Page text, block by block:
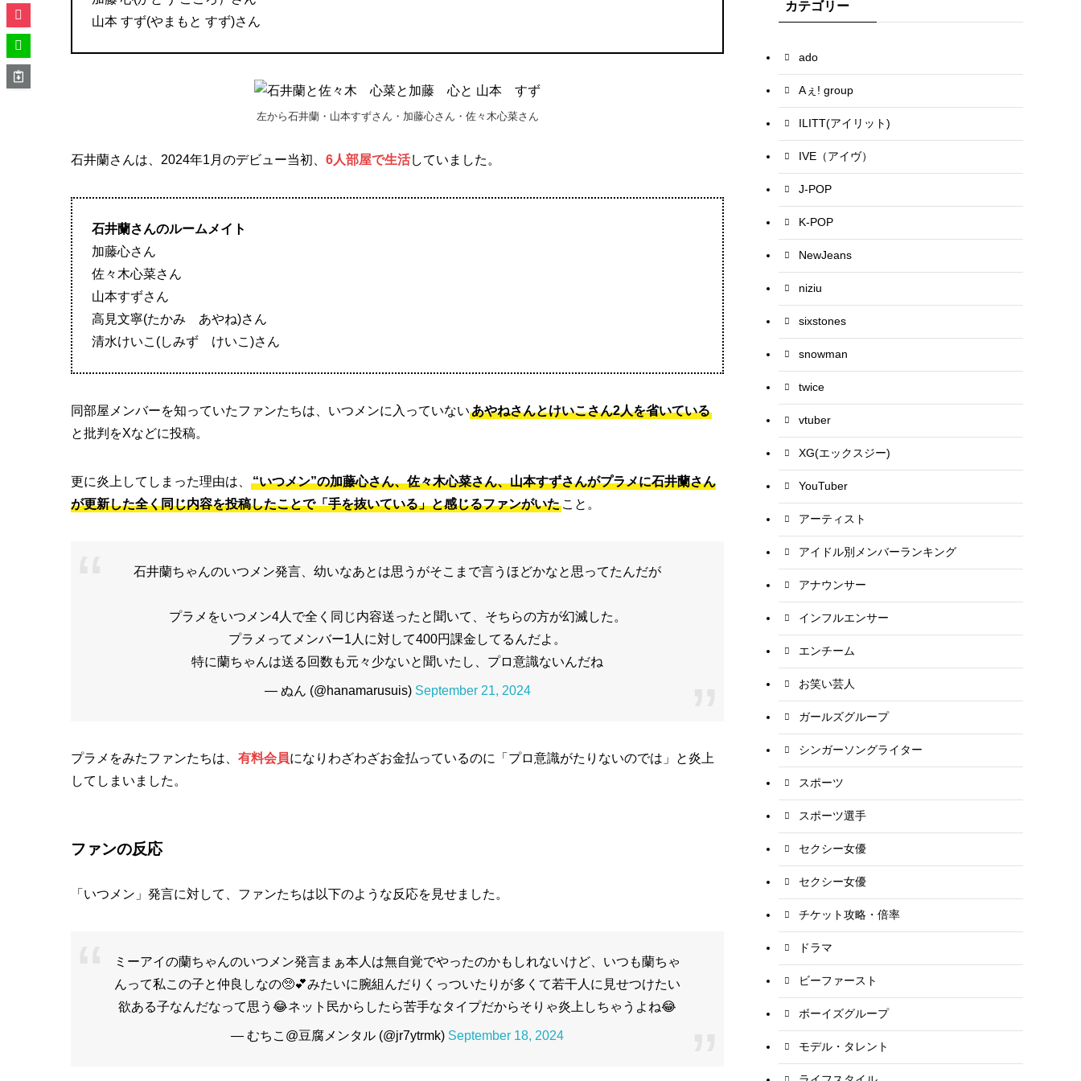
山本 すず(やまもと すず)さん
左から石井蘭・山本すずさん・加藤心さん・佐々木心菜さん
石井蘭さんは、2024年1月のデビュー当初、 6人部屋で生活していました。
石井蘭さんのルームメイト
加藤心さん
佐々木心菜さん
山本すずさん
高見文寧(たかみ あやね)さん
清水けいこ(しみず けいこ)さん
同部屋メンバーを知っていたファンたちは、いつメンに入っていないあやねさんとけいこさん2人を省いている
と批判をXなどに投稿。
更に炎上してしまった理由は、
“いつメン”の加藤心さん、佐々木心菜さん、山本すずさんがプラメに石井蘭さん
が更新した全く同じ内容を投稿したことで「手を抜いている」と感じるファンがいた こと。
石井蘭ちゃんのいつメン発言、幼いなあとは思うがそこまで言うほどかなと思ってたんだが
プラメをいつメン4人で全く同じ内容送ったと聞いて、そちらの方が幻滅した。
プラメってメンバー1人に対して400円課金してるんだよ。
特に蘭ちゃんは送る回数も元々少ないと聞いたし、プロ意識ないんだね
— ぬん (@hanamarusuis) September 21, 2024
プラメをみたファンたちは、 有料会員になりわざわざお金払っているのに「プロ意識がたりないのでは」と炎上
してしまいました。
ファンの反応
「いつメン」発言に対して、ファンたちは以下のような反応を見せました。
ミーアイの蘭ちゃんのいつメン発言まぁ本人は無自覚でやったのかもしれないけど、いつも蘭ちゃ
んって私この子と仲良しなの🥺💕みたいに腕組んだりくっついたりが多くて若干人に見せつけたい
欲ある子なんだなって思う😂ネット民からしたら苦手なタイプだからそりゃ炎上しちゃうよね😂
— むちこ@豆腐メンタル (@jr7ytrmk) September 18, 2024
カテゴリー
ado
Aぇ! group
ILITT(アイリット)
IVE（アイヴ）
J-POP
K-POP
NewJeans
niziu
sixstones
snowman
twice
vtuber
XG(エックスジー)
YouTuber
アーティスト
アイドル別メンバーランキング
アナウンサー
インフルエンサー
エンチーム
お笑い芸人
ガールズグループ
シンガーソングライター
スポーツ
スポーツ選手
セクシー女優
セクシー女優
チケット攻略・倍率
ドラマ
ビーファースト
ボーイズグループ
モデル・タレント